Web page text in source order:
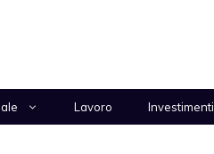
Lavoro Investimenti